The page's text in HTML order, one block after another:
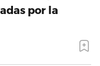
por la